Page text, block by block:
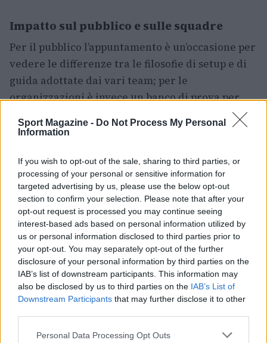
Sport Magazine - Do Not Process My Personal
Information
If you wish to opt-out of the sale, sharing to third parties, or
processing of your personal or sensitive information for
targeted advertising by us, please use the below opt-out
section to confirm your selection. Please note that after your
opt-out request is processed you may continue seeing
interest-based ads based on personal information utilized by
us or personal information disclosed to third parties prior to
your opt-out. You may separately opt-out of the further
disclosure of your personal information by third parties on the
IAB’s list of downstream participants. This information may
also be disclosed by us to third parties on the IAB’s List of
Downstream Participants that may further disclose it to other
Please note that this website/app uses one or more Google
Personal Data Processing Opt Outs
Impatto sul pubblico e sulle squadre
Per il pubblico l’appuntamento è un’occasione per
vedere le differenze tra le filosofie di setup e di
guida adottate dai vari team; per le
organizzazioni è invece un banco di prova per
preparazione tecnica. In ultima analisi, eventi
rapporto tra fans e squadre, rendendo ogni
livrea e ogni sorpasso parte di una storia più
ampia che va oltre il singolo risultato sportivo.
Non perdere la diretta: collegati aGran Turismo
TVdomenica 22 febbraio alle 14:00 (CET) per
seguire la battaglia dei 12 team in una gara
intensa su un circuito che non perdona errori.
Che tu sia un appassionato disim racing o
curioso di scoprire la dimensione del team nel